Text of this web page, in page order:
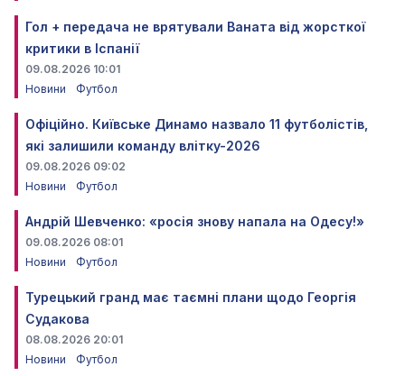
Гол + передача не врятували Ваната від жорсткої
критики в Іспанії
09.08.2026 10:01
Новини
Футбол
Офіційно. Київське Динамо назвало 11 футболістів,
які залишили команду влітку-2026
09.08.2026 09:02
Новини
Футбол
Андрій Шевченко: «росія знову напала на Одесу!»
09.08.2026 08:01
Новини
Футбол
Турецький гранд має таємні плани щодо Георгія
Судакова
08.08.2026 20:01
Новини
Футбол